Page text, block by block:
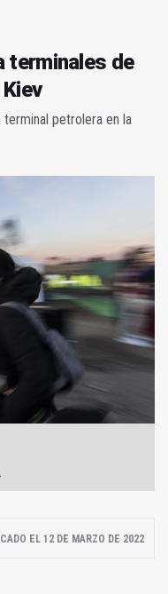
terminales de
terminal petrolera en la
EL 12 DE MARZO DE 2022